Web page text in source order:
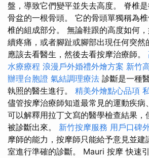
盤，導致它們變平並失去高度。 脊椎
骨盆的一根骨頭。 它的骨頭單獨稱為
椎的組成部分。 無論鞋跟的高度如何
續疼痛，或者腳趾或腳部出現任何突然
應該去看醫生，然後去看按摩治療師。
水療療程 浪漫戶外婚禮外燴方案 新竹
辦理台胞證 氣結調理療法 診斷是一種
執照的醫生進行。 精美外燴點心品項
儘管按摩治療師知道最常見的運動疾病
可以解釋用拉丁文寫的醫學檢查結果，
被診斷出來。 新竹按摩服務 用戶口碑
摩師的能力，按摩師只能給予意見並建
室進行準確的診斷。 Mauri 按摩 快速